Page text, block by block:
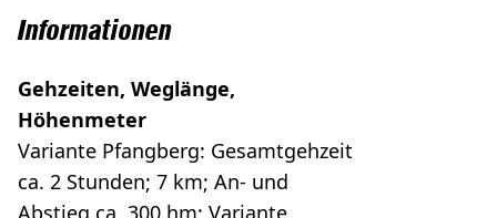
Informationen
Gehzeiten, Weglänge,
Höhenmeter
Variante Pfangberg: Gesamtgehzeit
ca. 2 Stunden; 7 km; An- und
Abstieg ca. 300 hm; Variante